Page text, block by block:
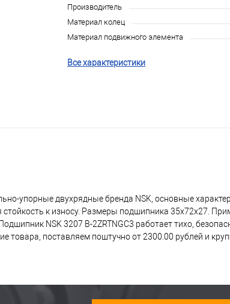
Производитель
Материал колец
Материал подвижного элемента
Все характеристики
упорные двухрядные бренда NSK, основные
к износу. Размеры подшипника 35x72x27.
NSK 3207 B-2ZRTNGC3 работает тихо,
товара, поставляем поштучно от 2300.00 рублей и